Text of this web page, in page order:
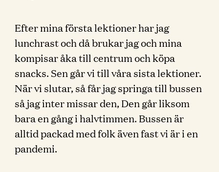
Efter mina första lektioner har jag
lunchrast och då brukar jag och mina
kompisar åka till centrum och köpa
snacks. Sen går vi till våra sista lektioner.
När vi slutar, så får jag springa till bussen
så jag inter missar den, Den går liksom
bara en gång i halvtimmen. Bussen är
alltid packad med folk även fast vi är i en
pandemi.